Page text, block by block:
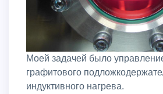
Моей задачей было
графитового
индуктивного нагрева.